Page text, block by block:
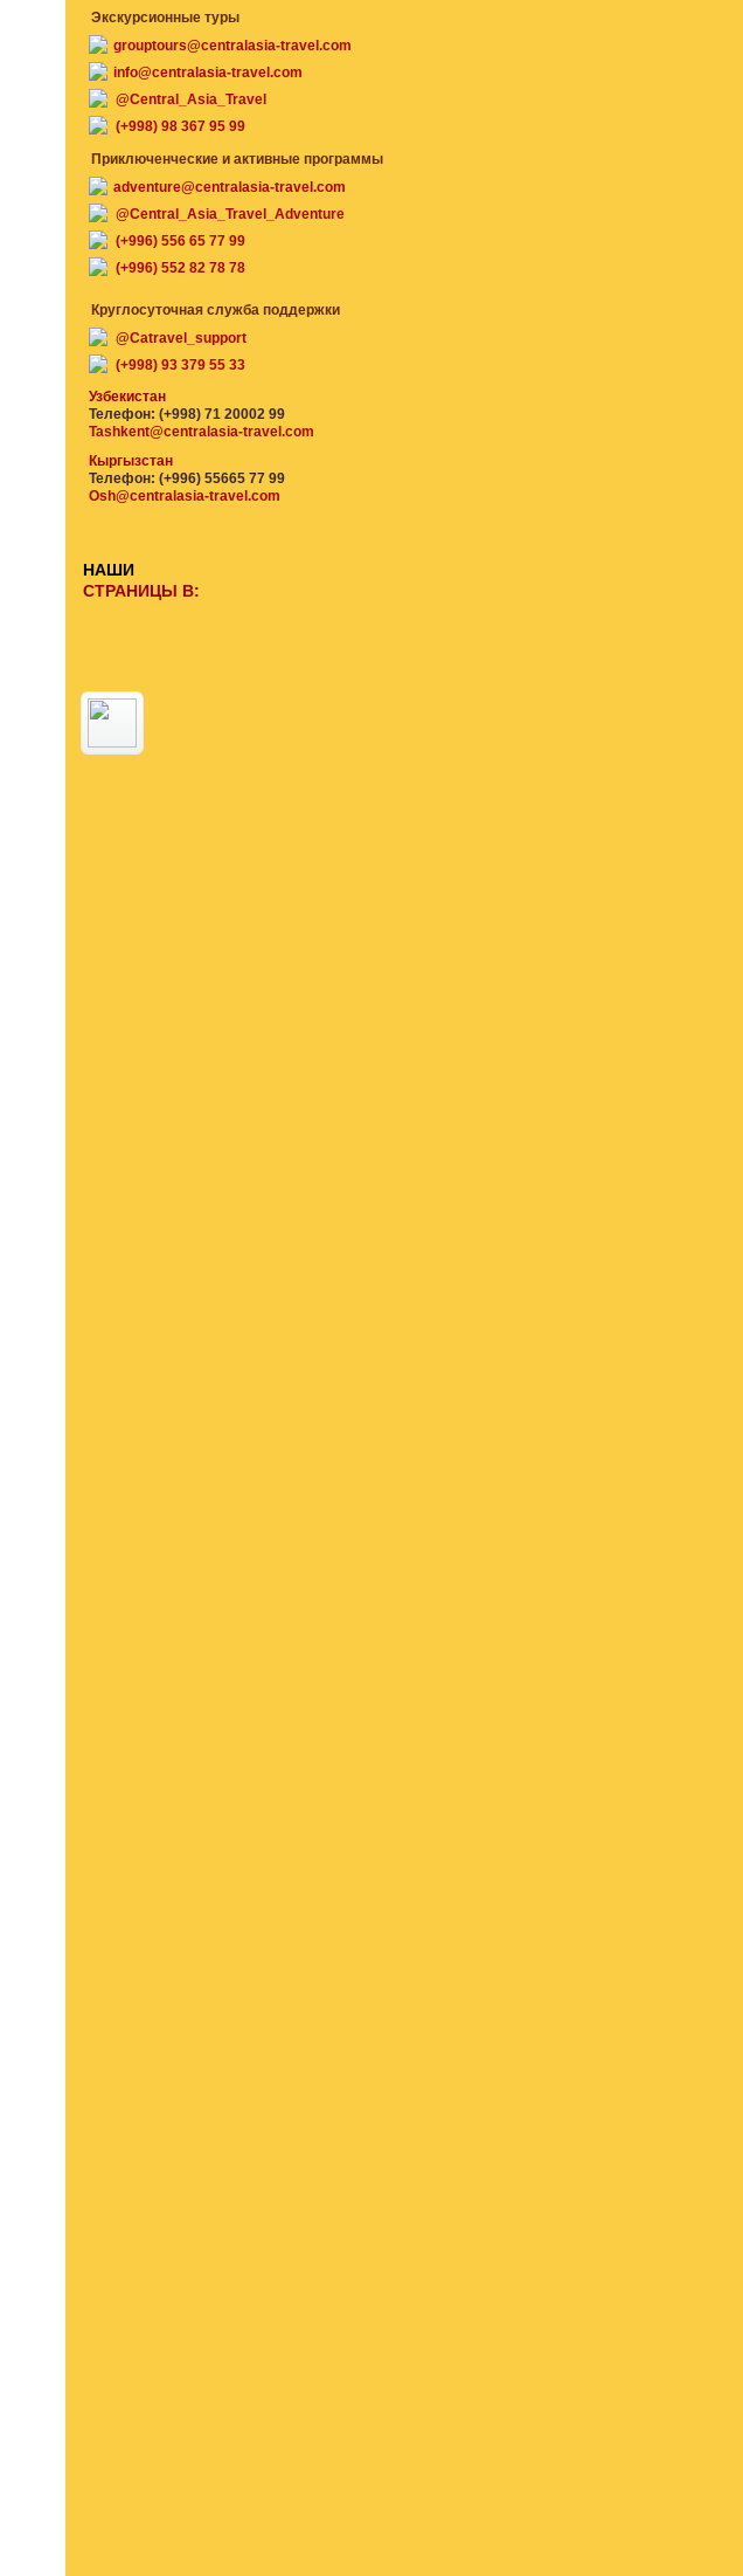
Экскурсионные туры
grouptours@centralasia-travel.com
info@centralasia-travel.com
@Central_Asia_Travel
(+998) 98 367 95 99
Приключенческие и активные программы
adventure@centralasia-travel.com
@Central_Asia_Travel_Adventure
(+996) 556 65 77 99
(+996) 552 82 78 78
Круглосуточная служба поддержки
@Catravel_support
(+998) 93 379 55 33
Узбекистан
Телефон: (+998) 71 20002 99
Tashkent@centralasia-travel.com
Кыргызстан
Телефон: (+996) 55665 77 99
Osh@centralasia-travel.com
НАШИ
СТРАНИЦЫ В: